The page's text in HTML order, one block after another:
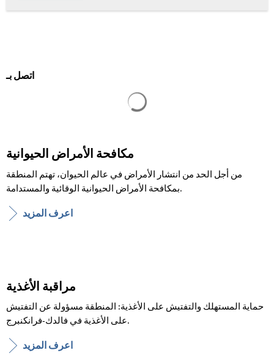
اتصل بـ
مكافحة الأمراض الحيوانية
من أجل الحد من انتشار الأمراض في عالم الحيوان، تهتم المنطقة
بمكافحة الأمراض الحيوانية الوقائية والمستدامة.
اعرف المزيد
مراقبة الأغذية
حماية المستهلك والتفتيش على الأغذية: المنطقة مسؤولة عن التفتيش
على الأغذية في فالدك-فرانكنبرج.
اعرف المزيد